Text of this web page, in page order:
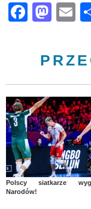
Polscy siatkarze
Narodów!